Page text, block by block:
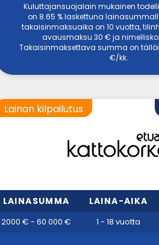
Kuluttajansuojalain mukainen
on 8.65 % laskettuna
takaisinmaksuaika on 10 vuotta,
avausmaksu 30 € ja
Takaisinmaksettava summa on
€/kk.
Lainan kilpailutus
LAINASUMMA LAINA-AIKA
2000 € - 60 000 € 1 - 18 vuotta